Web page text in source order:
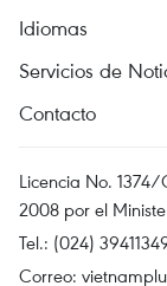
Idiomas
Servicios de
Contacto
Licencia No. 1374/
2008 por el
Tel.: (024)
Correo: